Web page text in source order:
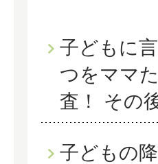
子どもに
つをママ
査！ その
子どもの